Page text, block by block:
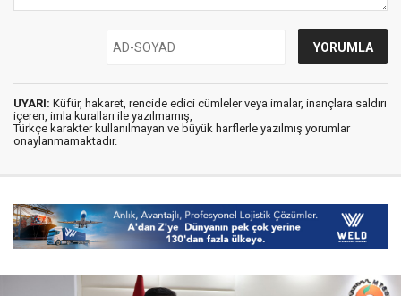
UYARI: Küfür, hakaret, rencide edici cümleler veya imalar, inançlara saldırı
içeren, imla kuralları ile yazılmamış,
Türkçe karakter kullanılmayan ve büyük harflerle yazılmış yorumlar
onaylanmamaktadır.